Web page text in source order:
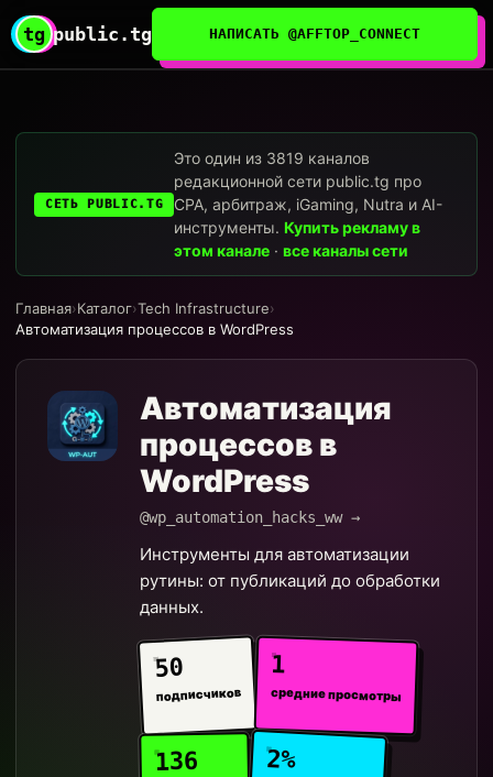
tg public.tg НАПИСАТЬ @AFFTOP_CONNECT
СЕТЬ PUBLIC.TG
Это один из 3819 каналов
редакционной сети public.tg про
CPA, арбитраж, iGaming, Nutra и AI-
инструменты.Купить рекламу в
этом канале ·все каналы сети
Главная›Каталог›Tech Infrastructure›
Автоматизация процессов в WordPress
Автоматизация
процессов в
WordPress
@wp_automation_hacks_ww →
Инструменты для автоматизации
рутины: от публикаций до обработки
данных.
50
подписчиков
1
средние просмотры
136 2%